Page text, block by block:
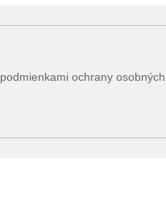
podmienkami ochrany